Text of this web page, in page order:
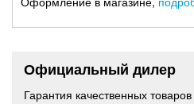
Официальный дилер
Гарантия качественных